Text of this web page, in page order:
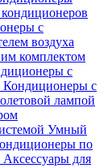
с
воздуха
комплектом
с
Кондиционеры с
лампой
Умный
по
Аксессуары для